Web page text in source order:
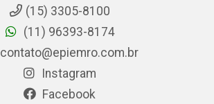
(15) 3305-8100
(11) 96393-8174
contato@epiemro.com.br
Instagram
Facebook